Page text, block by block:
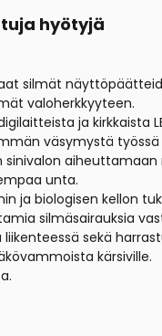
hyötyjä
silmät
valoherkkyyteen.
ja kirkkaista
väsymystä työssä
aiheuttamaan
unta.
ja biologisen kellon
silmäsairauksia
sekä
kärsiville.